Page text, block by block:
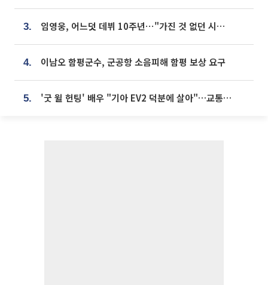
3. 임영웅, 어느덧 데뷔 10주년⋯"가진 것 없던 시절, 내 앞엔 20명의 팬뿐"
4. 이남오 함평군수, 군공항 소음피해 함평 보상 요구
5. '굿 윌 헌팅' 배우 "기아 EV2 덕분에 살아"…교통사고 후 안전성 극찬